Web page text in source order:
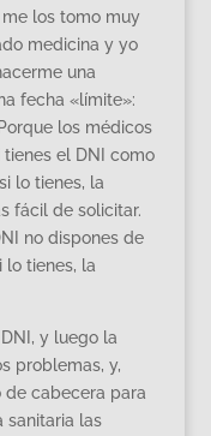
los tomo muy
medicina y yo
una
fecha «límite»:
los médicos
el DNI como
lo tienes, la
fácil de solicitar.
no dispones de
lo tienes, la
y luego la
problemas, y,
de cabecera para
sanitaria las